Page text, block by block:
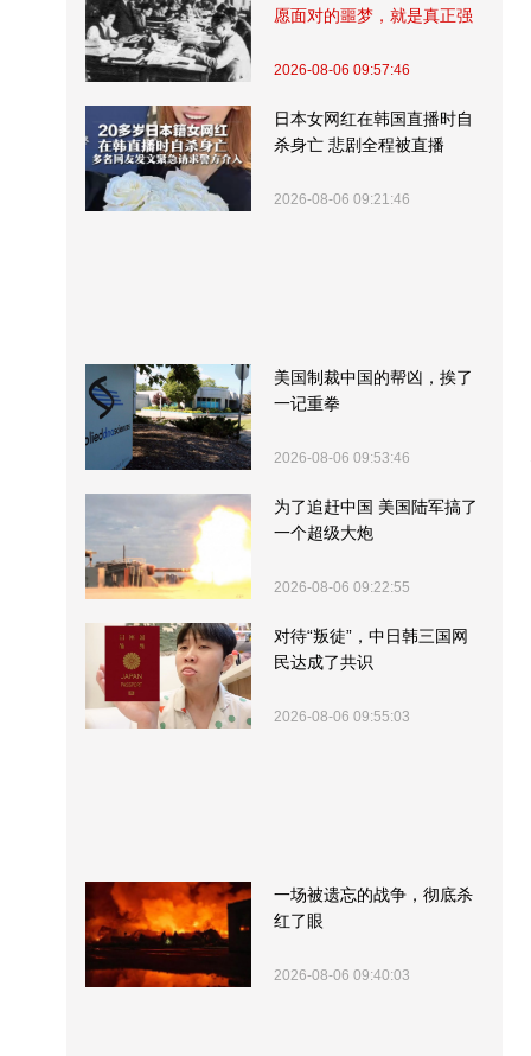
愿面对的噩梦，就是真正强
2026-08-06 09:57:46
日本女网红在韩国直播时自
杀身亡 悲剧全程被直播
2026-08-06 09:21:46
美国制裁中国的帮凶，挨了
一记重拳
2026-08-06 09:53:46
为了追赶中国 美国陆军搞了
一个超级大炮
2026-08-06 09:22:55
对待“叛徒”，中日韩三国网
民达成了共识
2026-08-06 09:55:03
一场被遗忘的战争，彻底杀
红了眼
2026-08-06 09:40:03